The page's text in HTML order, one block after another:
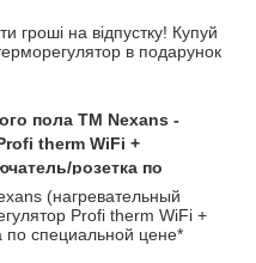
гроші на відпустку! Купуй
в подарунок
пола ТМ Nexans -
therm WiFi +
розетка по
(нагревательный
Profi therm WiFi +
по специальной цене*